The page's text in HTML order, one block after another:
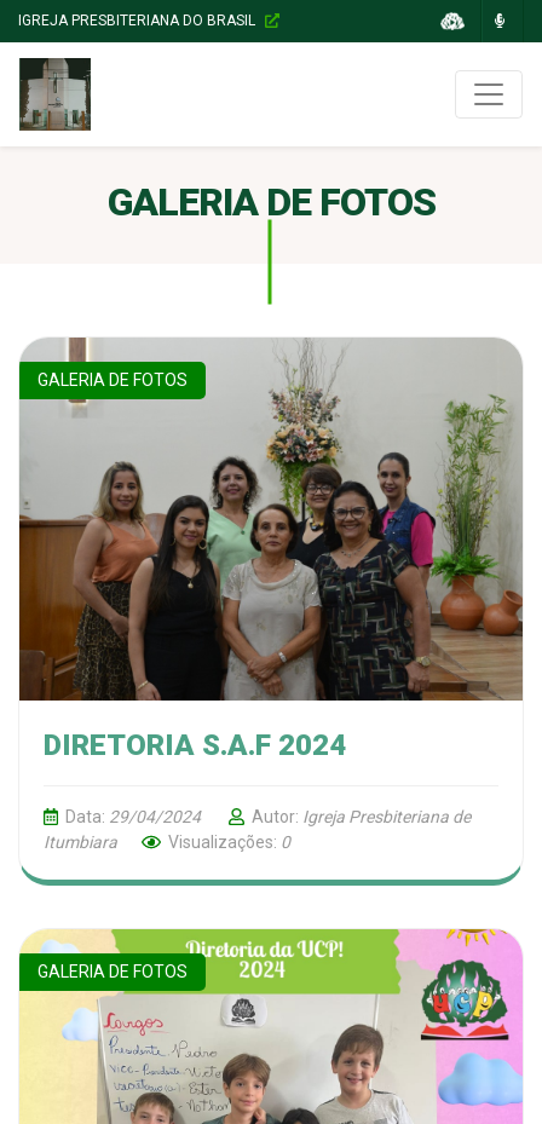
IGREJA PRESBITERIANA DO BRASIL
GALERIA DE FOTOS
GALERIA DE FOTOS
DIRETORIA S.A.F 2024
Data: 29/04/2024 Autor: Igreja Presbiteriana de
Itumbiara
Visualizações: 0
GALERIA DE FOTOS